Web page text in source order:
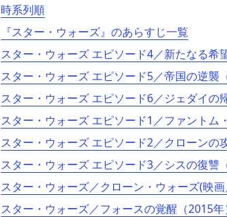
時系列順
『スター・ウォーズ』のあらすじ一覧
スター・ウォーズ エピソード4／新たなる希
スター・ウォーズ エピソード5／帝国の逆襲
スター・ウォーズ エピソード6／ジェダイの
スター・ウォーズ エピソード1／ファントム
スター・ウォーズ エピソード2／クローンの
スター・ウォーズ エピソード3／シスの復讐
スター・ウォーズ／クローン・ウォーズ(映
スター・ウォーズ／フォースの覚醒（2015年